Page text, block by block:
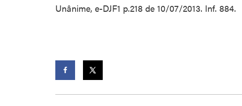
Unânime, e-DJF1 p.218 de 10/07/2013. Inf. 884.